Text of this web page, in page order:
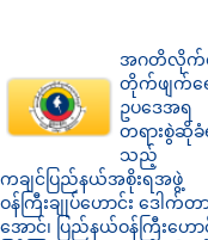
အဂတိလိုက်စ
တိုက်ဖျက်ရ
ဥပဒေအရ
တရားစွဲဆိုခံ
သည့်
ကချင်ပြည်နယ်အစိုးရအဖွဲ့
ဝန်ကြီးချုပ်ဟောင်း ဒေါက်
အောင်၊ ပြည်နယ်ဝန်ကြီးဟောင်